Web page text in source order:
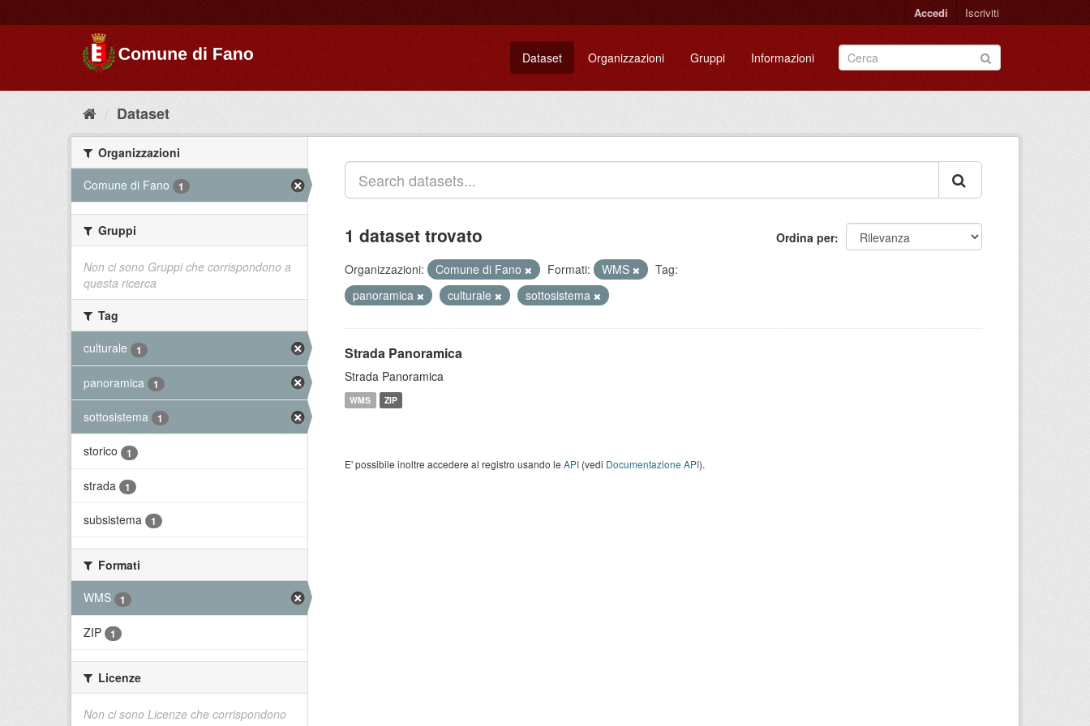
Accedi Iscriviti
Dataset Organizzazioni Gruppi Informazioni
Dataset
Organizzazioni
Comune di Fano
1
Gruppi
Non ci sono Gruppi che corrispondono a
questa ricerca
Tag
culturale
1
panoramica 1
sottosistema 1
storico 1
strada 1
subsistema 1
Formati
WMS
1
ZIP 1
Licenze
Non ci sono Licenze che corrispondono
Ordina per
1 dataset trovato
Organizzazioni: Comune di Fano Formati: WMS
Tag:
panoramica
culturale sottosistema
Strada Panoramica
Strada Panoramica
WMS ZIP
E' possibile inoltre accedere al registro usando le API (vedi Documentazione API).